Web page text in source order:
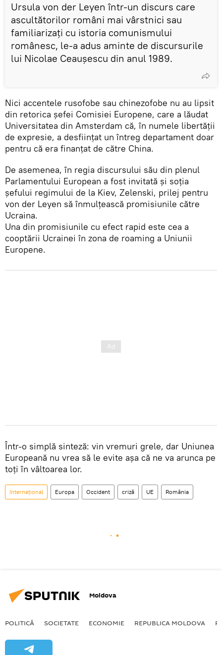
Ursula von der Leyen într-un discurs care
ascultătorilor români mai vârstnici sau
familiarizați cu istoria comunismului
românesc, le-a adus aminte de discursurile
lui Nicolae Ceaușescu din anul 1989.
Nici accentele rusofobe sau chinezofobe nu au lipsit
din retorica șefei Comisiei Europene, care a lăudat
Universitatea din Amsterdam că, în numele libertății
de expresie, a desființat un întreg departament doar
pentru că era finanțat de către China.
De asemenea, în regia discursului său din plenul
Parlamentului European a fost invitată și soția
șefului regimului de la Kiev, Zelenski, prilej pentru
von der Leyen să înmulțească promisiunile către
Ucraina.
Una din promisiunile cu efect rapid este cea a
cooptării Ucrainei în zona de roaming a Uniunii
Europene.
Într-o simplă sinteză: vin vremuri grele, dar Uniunea
Europeană nu vrea să le evite așa că ne va arunca pe
toți în vâltoarea lor.
Internațional Europa Occident criză UE România
Moldova
POLITICĂ SOCIETATE ECONOMIE REPUBLICA MOLDOVA